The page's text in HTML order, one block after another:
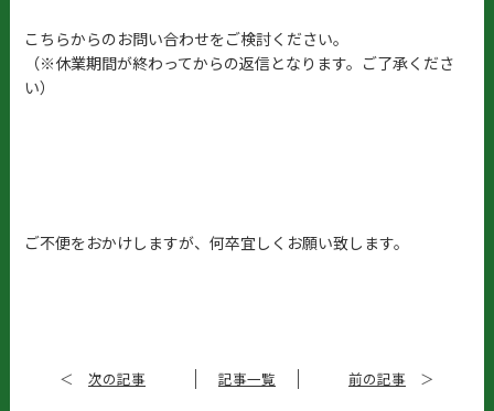
こちらからのお問い合わせをご検討ください。
（※休業期間が終わってからの返信となります。ご了承くださ
い）
ご不便をおかけしますが、何卒宜しくお願い致します。
＜ 次の記事 記事一覧 前の記事 ＞